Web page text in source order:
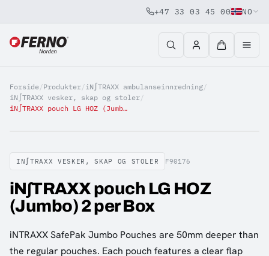
Jump to content
+47 33 03 45 00 NO
Forside/Produkter/iN∫TRAXX ambulanseinnredning/
iN∫TRAXX vesker, skap og stoler/
iN∫TRAXX pouch LG HOZ (Jumbo) 2 per Box
IN∫TRAXX VESKER, SKAP OG STOLER F90176
iN∫TRAXX pouch LG HOZ
(Jumbo) 2 per Box
iNTRAXX SafePak Jumbo Pouches are 50mm deeper than
the regular pouches. Each pouch features a clear flap